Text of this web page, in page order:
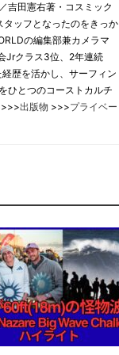
吉田憲右著・コスミック
ッフとなったのをきっか
の編集部兼カメラマ
Jrクラス3位、2年連続
歴を活かし、サーフィン
ひとつのコーストカルチ
>>>出版物 >>>プライベー